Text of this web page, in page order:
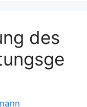
des